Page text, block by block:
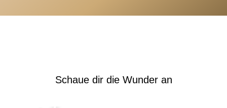
Schaue dir die Wunder an